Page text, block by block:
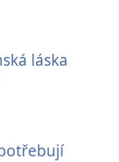
láska